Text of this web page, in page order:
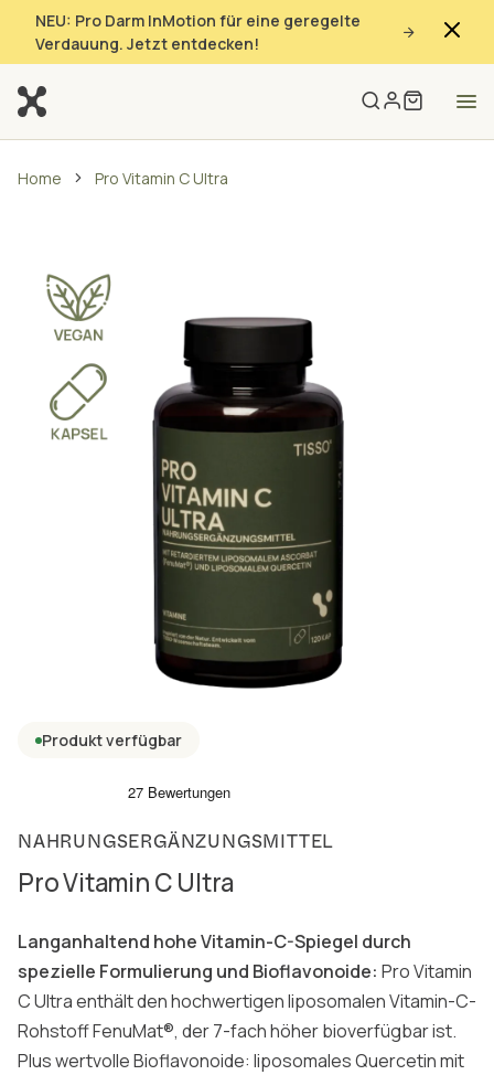
NEU: Pro Darm InMotion für eine geregelte
Verdauung. Jetzt entdecken!
Home Pro Vitamin C Ultra
Produkt verfügbar
NAHRUNGSERGÄNZUNGSMITTEL
Pro Vitamin C Ultra
Langanhaltend hohe Vitamin-C-Spiegel durch
spezielle Formulierung und Bioflavonoide: Pro Vitamin
C Ultra enthält den hochwertigen liposomalen Vitamin-C-
Rohstoff FenuMat®, der 7-fach höher bioverfügbar ist.
Plus wertvolle Bioflavonoide: liposomales Quercetin mit